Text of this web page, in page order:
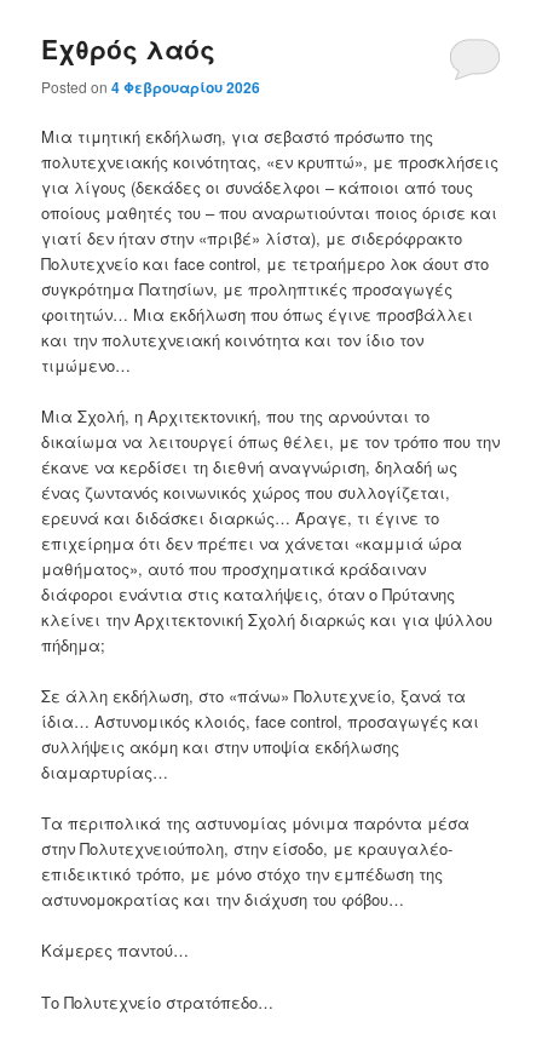
Εχθρός λαός
Posted on4 Φεβρουαρίου 2026
Μια τιμητική εκδήλωση, για σεβαστό πρόσωπο της
πολυτεχνειακής κοινότητας, «εν κρυπτώ», με προσκλήσεις
για λίγους (δεκάδες οι συνάδελφοι – κάποιοι από τους
οποίους μαθητές του – που αναρωτιούνται ποιος όρισε και
γιατί δεν ήταν στην «πριβέ» λίστα), με σιδερόφρακτο
Πολυτεχνείο και face control, με τετραήμερο λοκ άουτ στο
συγκρότημα Πατησίων, με προληπτικές προσαγωγές
φοιτητών… Μια εκδήλωση που όπως έγινε προσβάλλει
και την πολυτεχνειακή κοινότητα και τον ίδιο τον
τιμώμενο…
Μια Σχολή, η Αρχιτεκτονική, που της αρνούνται το
δικαίωμα να λειτουργεί όπως θέλει, με τον τρόπο που την
έκανε να κερδίσει τη διεθνή αναγνώριση, δηλαδή ως
ένας ζωντανός κοινωνικός χώρος που συλλογίζεται,
ερευνά και διδάσκει διαρκώς… Άραγε, τι έγινε το
επιχείρημα ότι δεν πρέπει να χάνεται «καμμιά ώρα
μαθήματος», αυτό που προσχηματικά κράδαιναν
διάφοροι ενάντια στις καταλήψεις, όταν ο Πρύτανης
κλείνει την Αρχιτεκτονική Σχολή διαρκώς και για ψύλλου
πήδημα;
Σε άλλη εκδήλωση, στο «πάνω» Πολυτεχνείο, ξανά τα
ίδια… Αστυνομικός κλοιός, face control, προσαγωγές και
συλλήψεις ακόμη και στην υποψία εκδήλωσης
διαμαρτυρίας…
Τα περιπολικά της αστυνομίας μόνιμα παρόντα μέσα
στην Πολυτεχνειούπολη, στην είσοδο, με κραυγαλέο-
επιδεικτικό τρόπο, με μόνο στόχο την εμπέδωση της
αστυνομοκρατίας και την διάχυση του φόβου…
Κάμερες παντού…
Το Πολυτεχνείο στρατόπεδο…